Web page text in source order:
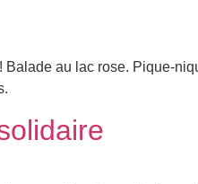
au lac rose. Pique-